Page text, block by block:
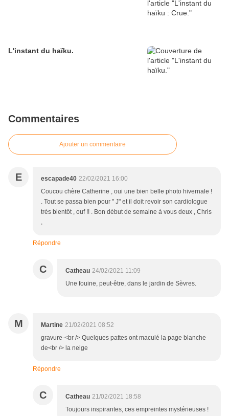
L'instant du haïku.
Commentaires
Ajouter un commentaire
E escapade40 22/02/2021 16:00
Coucou chère Catherine , oui une bien belle photo hivernale !
. Tout se passa bien pour " J" et il doit revoir son cardiologue
trés bientôt , ouf !! . Bon début de semaine à vous deux , Chris
,
Répondre
C Catheau 24/02/2021 11:09
Une fouine, peut-être, dans le jardin de Sèvres.
M Martine 21/02/2021 08:52
gravure-<br /> Quelques pattes ont maculé la page blanche
de<br /> la neige
Répondre
C Catheau 21/02/2021 18:58
Toujours inspirantes, ces empreintes mystérieuses !